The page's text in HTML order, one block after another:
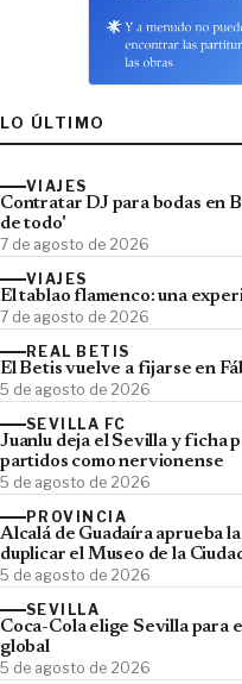
LO ÚLTIMO
VIAJES
Contratar DJ para bodas en
de todo'
7 de agosto de 2026
VIAJES
El tablao flamenco: una
7 de agosto de 2026
REAL BETIS
El Betis vuelve a fijarse en
5 de agosto de 2026
SEVILLA FC
Juanlu deja el Sevilla y ficha
partidos como nervionense
5 de agosto de 2026
PROVINCIA
Alcalá de Guadaíra aprueba
duplicar el Museo de la
5 de agosto de 2026
SEVILLA
Coca-Cola elige Sevilla para
global
5 de agosto de 2026